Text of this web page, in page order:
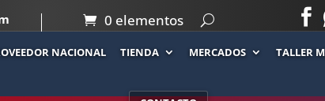
0 elementos  .
NACIONAL TIENDA MERCADOS TALLER
Contamos con